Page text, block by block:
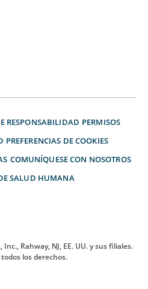
RESPONSABILIDAD PERMISOS
PREFERENCIAS DE COOKIES
COMUNÍQUESE CON NOSOTROS
SALUD HUMANA
Inc., Rahway, NJ, EE. UU. y sus filiales.
los derechos.